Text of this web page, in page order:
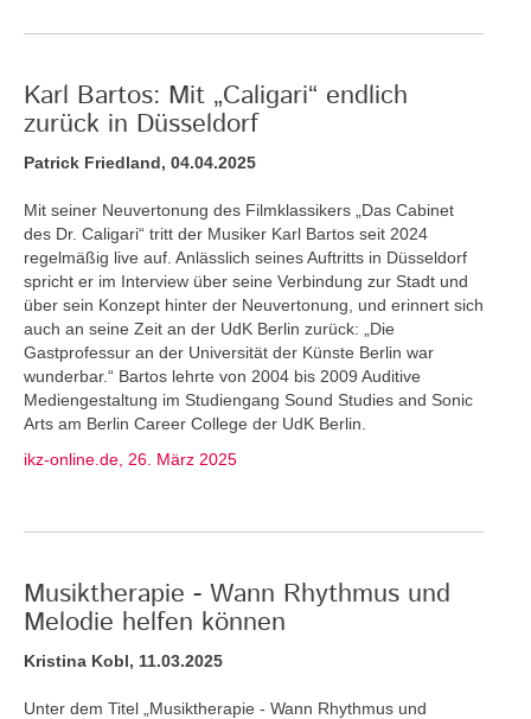
Karl Bartos: Mit „Caligari“ endlich
zurück in Düsseldorf
Patrick Friedland, 04.04.2025
Mit seiner Neuvertonung des Filmklassikers „Das Cabinet
des Dr. Caligari“ tritt der Musiker Karl Bartos seit 2024
regelmäßig live auf. Anlässlich seines Auftritts in Düsseldorf
spricht er im Interview über seine Verbindung zur Stadt und
über sein Konzept hinter der Neuvertonung, und erinnert sich
auch an seine Zeit an der UdK Berlin zurück: „Die
Gastprofessur an der Universität der Künste Berlin war
wunderbar.“ Bartos lehrte von 2004 bis 2009 Auditive
Mediengestaltung im Studiengang Sound Studies and Sonic
Arts am Berlin Career College der UdK Berlin.
ikz-online.de, 26. März 2025
Musiktherapie - Wann Rhythmus und
Melodie helfen können
Kristina Kobl, 11.03.2025
Unter dem Titel „Musiktherapie - Wann Rhythmus und